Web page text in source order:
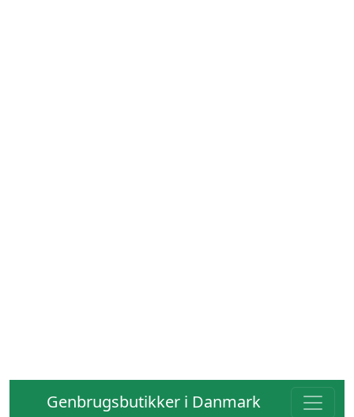
Genbrugsbutikker i Danmark